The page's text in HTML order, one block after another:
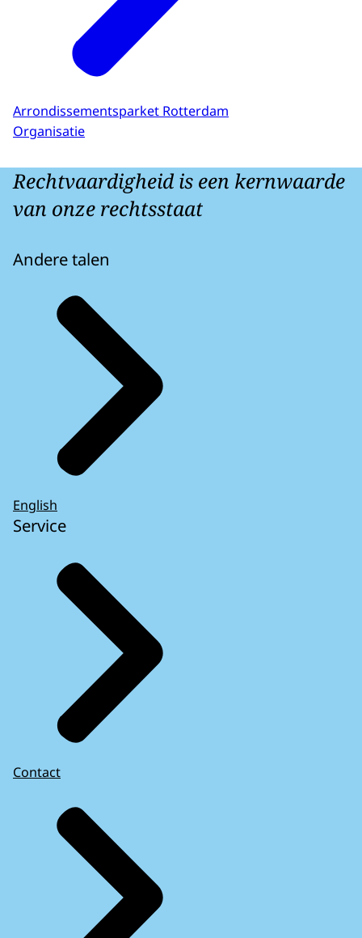
Arrondissementsparket Rotterdam
Organisatie
Rechtvaardigheid is een kernwaarde
van onze rechtsstaat
Andere talen
English
Service
Contact